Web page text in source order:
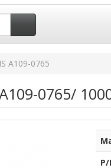
A109-0765
0765/
P/